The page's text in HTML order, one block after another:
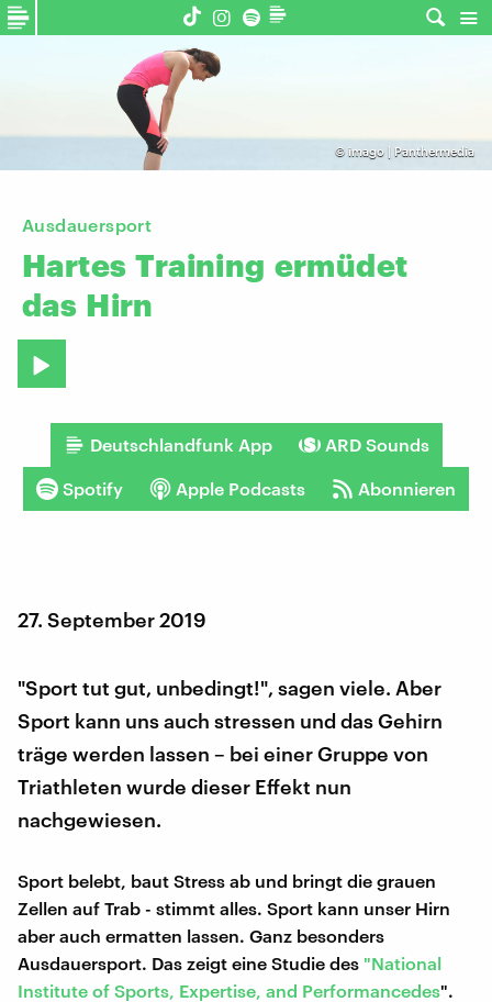
© imago | Panthermedia
Ausdauersport
Hartes Training ermüdet
das Hirn
Deutschlandfunk App ARD Sounds
Spotify Apple Podcasts Abonnieren
27. September 2019
"Sport tut gut, unbedingt!", sagen viele. Aber
Sport kann uns auch stressen und das Gehirn
träge werden lassen – bei einer Gruppe von
Triathleten wurde dieser Effekt nun
nachgewiesen.
Sport belebt, baut Stress ab und bringt die grauen
Zellen auf Trab - stimmt alles. Sport kann unser Hirn
aber auch ermatten lassen. Ganz besonders
Ausdauersport. Das zeigt eine Studie des "National
Institute of Sports, Expertise, and Performancedes".